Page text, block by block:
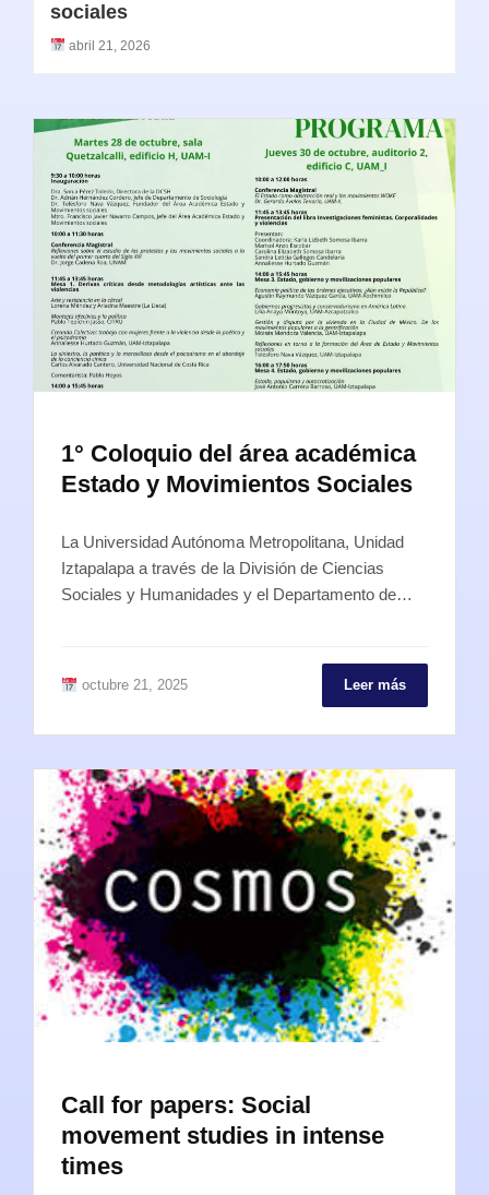
sociales
abril 21, 2026
1° Coloquio del área académica
Estado y Movimientos Sociales
La Universidad Autónoma Metropolitana, Unidad
Iztapalapa a través de la División de Ciencias
Sociales y Humanidades y el Departamento de…
octubre 21, 2025 Leer más
Call for papers: Social
movement studies in intense
times